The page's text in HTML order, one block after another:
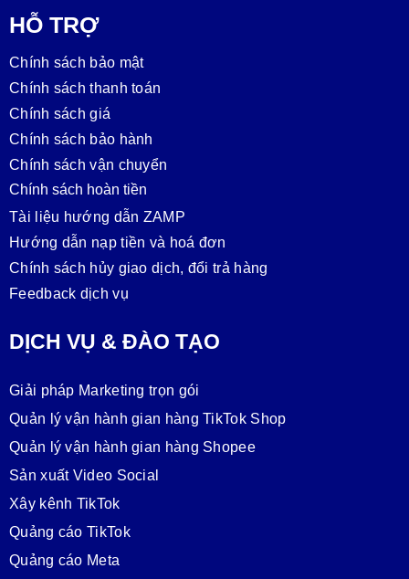
HỖ TRỢ
Chính sách bảo mật
Chính sách thanh toán
Chính sách giá
Chính sách bảo hành
Chính sách vận chuyển
Chính sách hoàn tiền
Tài liệu hướng dẫn ZAMP
Hướng dẫn nạp tiền và hoá đơn
Chính sách hủy giao dịch, đổi trả hàng
Feedback dịch vụ
DỊCH VỤ & ĐÀO TẠO
Giải pháp Marketing trọn gói
Quản lý vận hành gian hàng TikTok Shop
Quản lý vận hành gian hàng Shopee
Sản xuất Video Social
Xây kênh TikTok
Quảng cáo TikTok
Quảng cáo Meta